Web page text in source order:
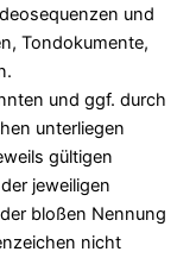
und
Tondokumente,
und ggf. durch
unterliegen
gültigen
jeweiligen
bloßen Nennung
nicht